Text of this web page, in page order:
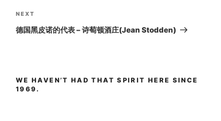
Next
Post
NEXT
德国黑皮诺的代表 – 诗萄顿酒庄(Jean Stodden)
WE HAVEN’T HAD THAT SPIRIT HERE SINCE
1969.